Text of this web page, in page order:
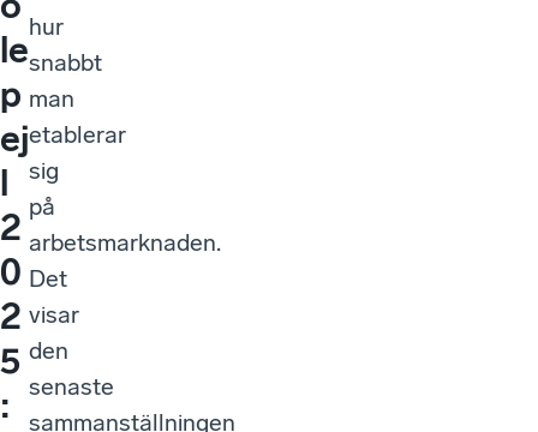
le
p
ej
l
2
0
2
5
:
hur
snabbt
man
etablerar
sig
på
arbetsmarknaden.
Det
visar
den
senaste
sammanställningen